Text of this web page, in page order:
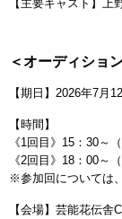
【主要キャスト】
＜オーディショ
【期日】2026年7月
【時間】
《1回目》15：30～
《2回目》18：00～
※参加回については
【会場】芸能花伝舎